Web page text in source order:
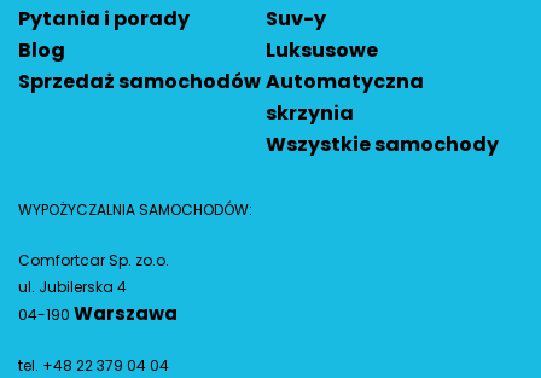
Pytania i porady
Blog
Sprzedaż samochodów
Suv-y
Luksusowe
Automatyczna
skrzynia
Wszystkie samochody
WYPOŻYCZALNIA SAMOCHODÓW:
Comfortcar Sp. zo.o.
ul. Jubilerska 4
04-190 Warszawa
tel. +48 22 379 04 04